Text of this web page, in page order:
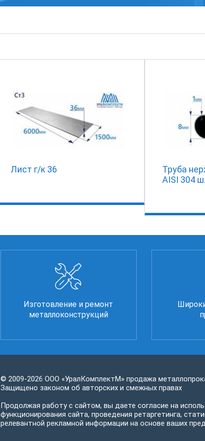
Лист г/к 36
Труба
AISI 304
Изготовление и ремонт
металлоконструкций
© 2009-2026 ООО «УралКомплектМ» продажа
Защищено законом об авторских и смежных правах
Продолжая работу с сайтом, вы даете согласие на
функционирования сайта, проведения ретаргетинга,
релевантной рекламной информации на основе ваших